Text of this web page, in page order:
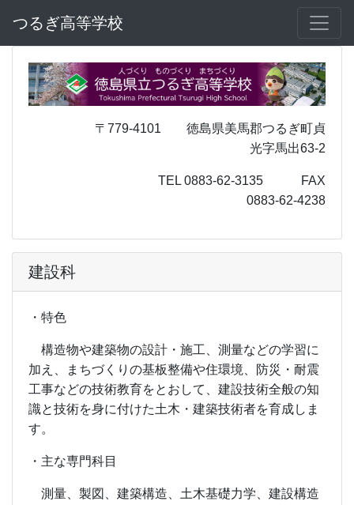
つるぎ高等学校
〒779-4101 徳島県美馬郡つるぎ町貞
光字馬出63-2
TEL 0883-62-3135 FAX
0883-62-4238
建設科
・特色
構造物や建築物の設計・施工、測量などの学習に
加え、まちづくりの基板整備や住環境、防災・耐震
工事などの技術教育をとおして、建設技術全般の知
識と技術を身に付けた土木・建築技術者を育成しま
す。
・主な専門科目
測量、製図、建築構造、土木基礎力学、建設構造